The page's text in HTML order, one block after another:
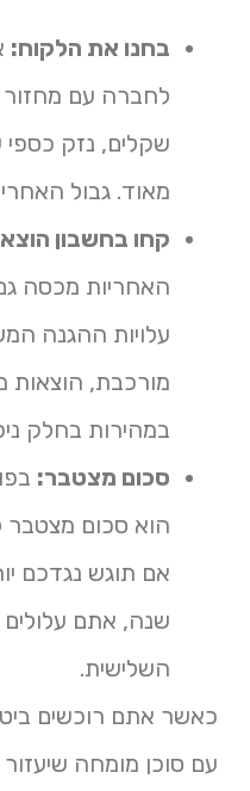
בחנו את הלקוח:
לחברה עם מחזור
שקלים, נזק כספי
מאוד. גבול
קחו בחשבון
האחריות מכסה
עלויות ההגנה
מורכבת, הוצאות
במהירות בחלק
סכום מצטבר:
הוא סכום מצטבר
אם תוגש נגדכם
שנה, אתם עלולים
השלישית.
כאשר אתם רוכשים
עם סוכן מומחה שיעזור